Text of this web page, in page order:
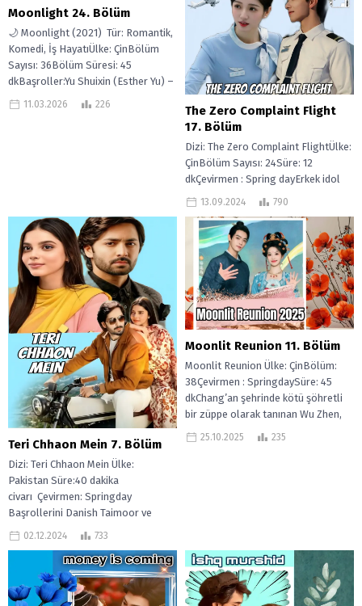
Moonlight 24. Bölüm
🌙 Moonlight (2021) Tür: Romantik,
Komedi, İş HayatıÜlke: ÇinBölüm
Sayısı: 36Bölüm Süresi: 45
dkBaşroller:Yu Shuixin (Esther Yu) –
Chu LiDing...
11.03.2026 226
The Zero Complaint Flight
17. Bölüm
Dizi: The Zero Complaint FlightÜlke:
ÇinBölüm Sayısı: 24Süre: 12
dkÇevirmen : Spring dayErkek idol
uçuş görevlisi Li Er’ı takip etmek...
13.09.2024 790
Teri Chhaon Mein 7. Bölüm
Dizi: Teri Chhaon Mein Ülke:
Pakistan Süre:40 dakika
civarı Çevirmen: Springday
Başrollerini Danish Taimoor ve
Laiba Khurram’ın paylaştığı dizi, bir
02.12.2024 733
Moonlit Reunion 11. Bölüm
Moonlit Reunion Ülke: ÇinBölüm:
38Çevirmen : SpringdaySüre: 45
dkChang’an şehrinde kötü şöhretli
bir züppe olarak tanınan Wu Zhen,
benzersiz ve...
25.10.2025 235